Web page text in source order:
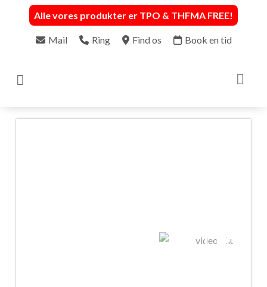
Alle vores produkter er TPO & THFMA FREE!
Mail Ring Find os Book en tid
